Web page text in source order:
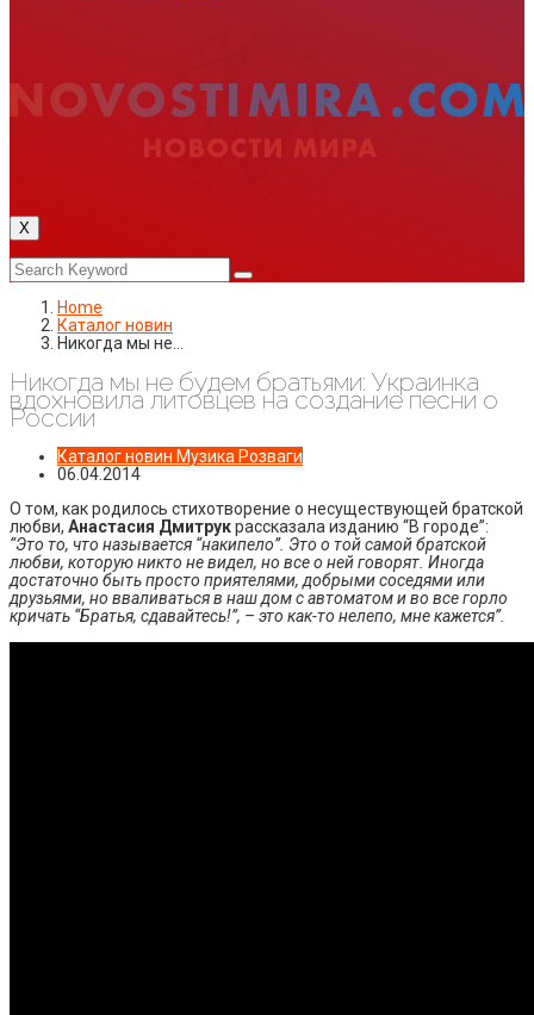
X
Home
Каталог новин
Никогда мы не…
Никогда мы не будем братьями: Украинка
вдохновила литовцев на создание песни о
России
Каталог новин Музика Розваги
06.04.2014
О том, как родилось стихотворение о несуществующей братской
любви, Анастасия Дмитрукрассказала изданию “В городе”:
“Это то, что называется “накипело”. Это о той самой братской
любви, которую никто не видел, но все о ней говорят. Иногда
достаточно быть просто приятелями, добрыми соседями или
друзьями, но вваливаться в наш дом с автоматом и во все горло
кричать “Братья, сдавайтесь!”, – это как-то нелепо, мне кажется”.